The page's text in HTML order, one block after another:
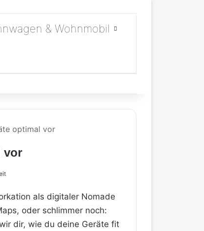
& Wohnmobil
optimal vor
vor
als digitaler Nomade
oder schlimmer noch:
dir, wie du deine Geräte fit